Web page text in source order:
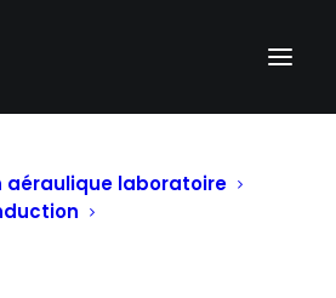
aéraulique laboratoire